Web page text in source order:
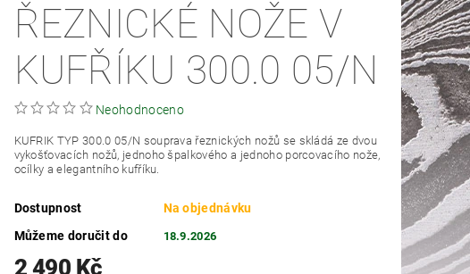
ŘEZNICKÉ NOŽE V
KUFŘÍKU 300.0 05/N
Neohodnoceno
KUFRIK TYP 300.0 05/N souprava řeznických nožů se skládá ze dvou
vykošťovacích nožů, jednoho špalkového a jednoho porcovacího nože,
ocílky a elegantního kufříku.
Dostupnost
Na objednávku
Můžeme doručit do
18.9.2026
2 490 Kč